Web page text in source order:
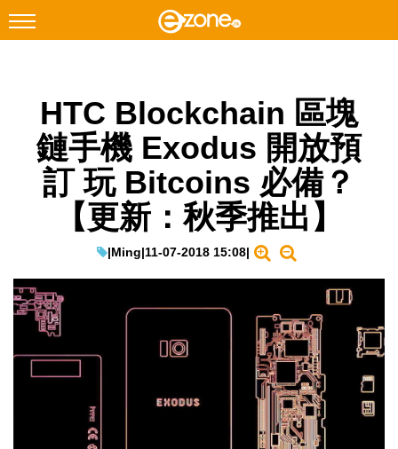
Facebook Instagram
科技焦點
網絡生活
EduTech
IT Times
生成式AI與雲端應用
HTC Blockchain 區塊
鏈手機 Exodus 開放預
訂 玩 Bitcoins 必備？
【更新：秋季推出】
|Ming|11-07-2018 15:08|